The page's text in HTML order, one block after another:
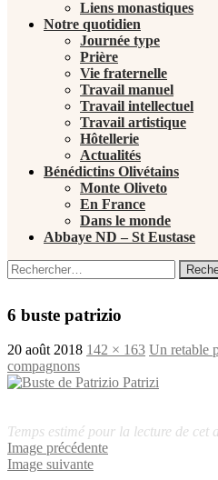
Liens monastiques
Notre quotidien
Journée type
Prière
Vie fraternelle
Travail manuel
Travail intellectuel
Travail artistique
Hôtellerie
Actualités
Bénédictins Olivétains
Monte Oliveto
En France
Dans le monde
Abbaye ND – St Eustase
Rechercher :
6 buste patrizio
20 août 2018 142 × 163 Un retable
compagnons
Temps estimé pour la lecture de cet
Image précédente
Image suivante